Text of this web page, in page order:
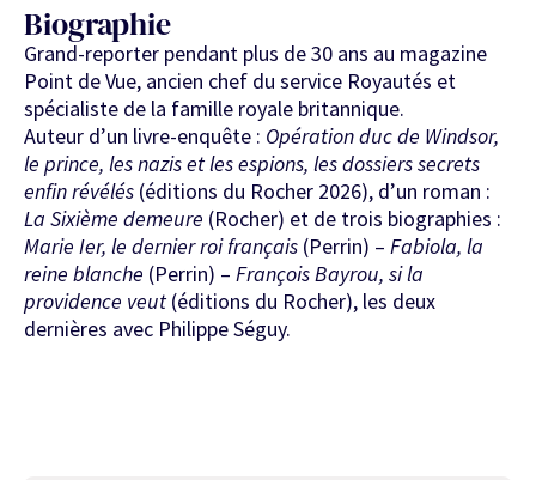
Biographie
Grand-reporter pendant plus de 30 ans au magazine
Point de Vue, ancien chef du service Royautés et
spécialiste de la famille royale britannique.
Auteur d’un livre-enquête : Opération duc de Windsor,
le prince, les nazis et les espions, les dossiers secrets
enfin révélés (éditions du Rocher 2026), d’un roman :
La Sixième demeure (Rocher) et de trois biographies :
Marie Ier, le dernier roi français (Perrin) – Fabiola, la
reine blanche (Perrin) – François Bayrou, si la
providence veut (éditions du Rocher), les deux
dernières avec Philippe Séguy.